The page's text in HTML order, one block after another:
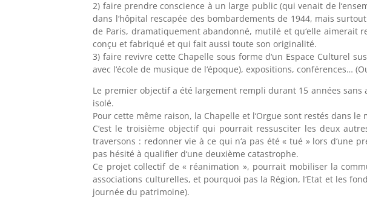
2) faire prendre conscience à un large public (qui venait de
dans l‘hôpital rescapée des bombardements de 1944, mais
de Paris, dramatiquement abandonné, mutilé et qu‘elle aimerait
conçu et fabriqué et qui fait aussi toute son originalité.
3) faire revivre cette Chapelle sous forme d‘un Espace Culturel
avec l‘école de musique de l‘époque), expositions, conférences…
Le premier objectif a été largement rempli durant 15 années
isolé.
Pour cette même raison, la Chapelle et l‘Orgue sont restés dans le
C‘est le troisième objectif qui pourrait ressusciter les deux
traversons : redonner vie à ce qui n‘a pas été « tué » lors d‘une
pas hésité à qualifier d‘une deuxième catastrophe.
Ce projet collectif de « réanimation », pourrait mobiliser la
associations culturelles, et pourquoi pas la Région, l‘Etat et les
journée du patrimoine).